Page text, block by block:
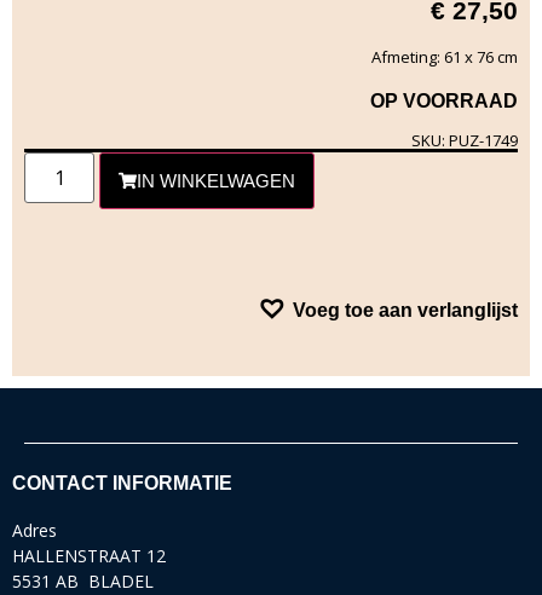
€ 27,50
Afmeting: 61 x 76 cm
OP VOORRAAD
SKU: PUZ-1749
IN WINKELWAGEN
Voeg toe aan verlanglijst
CONTACT INFORMATIE
Adres
HALLENSTRAAT 12
5531 AB BLADEL